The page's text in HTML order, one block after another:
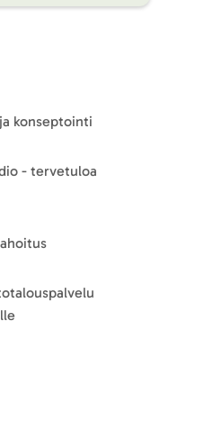
konseptointi
- tervetuloa